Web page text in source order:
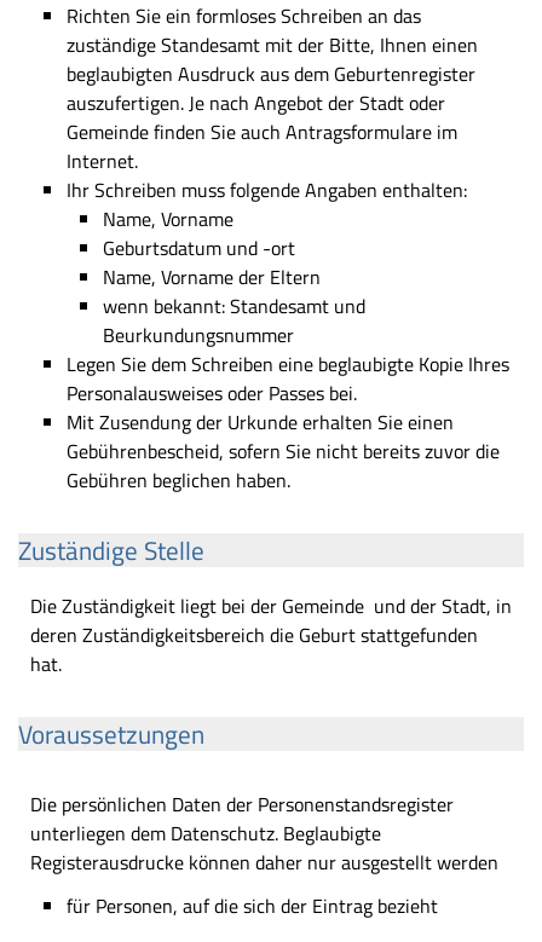
Richten Sie ein formloses Schreiben an das
zuständige Standesamt mit der Bitte, Ihnen einen
beglaubigten Ausdruck aus dem Geburtenregister
auszufertigen. Je nach Angebot der Stadt oder
Gemeinde finden Sie auch Antragsformulare im
Internet.
Ihr Schreiben muss folgende Angaben enthalten:
Name, Vorname
Geburtsdatum und -ort
Name, Vorname der Eltern
wenn bekannt: Standesamt und
Beurkundungsnummer
Legen Sie dem Schreiben eine beglaubigte Kopie Ihres
Personalausweises oder Passes bei.
Mit Zusendung der Urkunde erhalten Sie einen
Gebührenbescheid, sofern Sie nicht bereits zuvor die
Gebühren beglichen haben.
Zuständige Stelle
Die Zuständigkeit liegt bei der Gemeinde und der Stadt, in
deren Zuständigkeitsbereich die Geburt stattgefunden
hat.
Voraussetzungen
Die persönlichen Daten der Personenstandsregister
unterliegen dem Datenschutz. Beglaubigte
Registerausdrucke können daher nur ausgestellt werden
für Personen, auf die sich der Eintrag bezieht